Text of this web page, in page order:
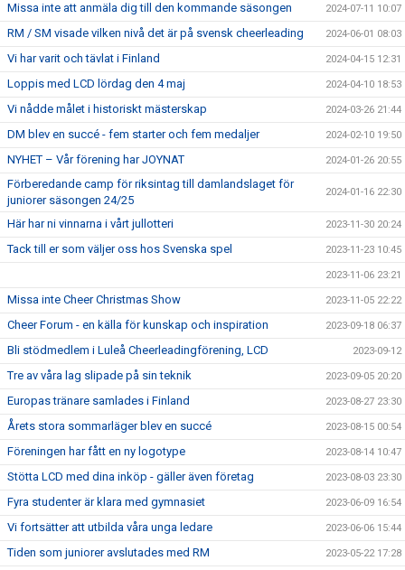
Missa inte att anmäla dig till den kommande säsongen 2024-07-11 10:07
RM / SM visade vilken nivå det är på svensk cheerleading 2024-06-01 08:03
Vi har varit och tävlat i Finland 2024-04-15 12:31
Loppis med LCD lördag den 4 maj 2024-04-10 18:53
Vi nådde målet i historiskt mästerskap 2024-03-26 21:44
DM blev en succé - fem starter och fem medaljer 2024-02-10 19:50
NYHET – Vår förening har JOYNAT 2024-01-26 20:55
Förberedande camp för riksintag till damlandslaget för
juniorer säsongen 24/25
2024-01-16 22:30
Här har ni vinnarna i vårt jullotteri 2023-11-30 20:24
Tack till er som väljer oss hos Svenska spel 2023-11-23 10:45
2023-11-06 23:21
Missa inte Cheer Christmas Show 2023-11-05 22:22
Cheer Forum - en källa för kunskap och inspiration 2023-09-18 06:37
Bli stödmedlem i Luleå Cheerleadingförening, LCD 2023-09-12
Tre av våra lag slipade på sin teknik 2023-09-05 20:20
Europas tränare samlades i Finland 2023-08-27 23:30
Årets stora sommarläger blev en succé 2023-08-15 00:54
Föreningen har fått en ny logotype 2023-08-14 10:47
Stötta LCD med dina inköp - gäller även företag 2023-08-03 23:30
Fyra studenter är klara med gymnasiet 2023-06-09 16:54
Vi fortsätter att utbilda våra unga ledare 2023-06-06 15:44
Tiden som juniorer avslutades med RM 2023-05-22 17:28